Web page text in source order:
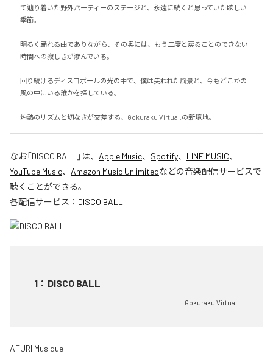
て辿り着いた野外パーティーのステージと、永遠に続くと思っていた眩しい
季節。
明るく踊れる曲でありながら、その奥には、もう二度と戻ることのできない
時間への寂しさが滲んでいる。
回り続けるディスコボールの光の中で、僕は失われた風景と、今もどこかの
風の中にいる誰かを探している。
灼熱のリズムと切なさが交差する、Gokuraku Virtual.の新境地。
なお「DISCO BALL 」は、 Apple Music、 Spotify、 LINE MUSIC、
YouTube Music、 Amazon Music Unlimitedなどの音楽配信サービスで
聴くことができる。
各配信サービス： DISCO BALL
1 ： DISCO BALL
Gokuraku Virtual.
AFURI Musique